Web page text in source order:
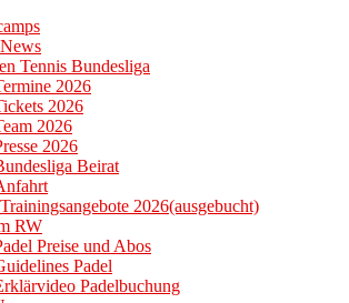
Tennis Bundesliga
2026
2026
2026
2026
Beirat
2026(ausgebucht)
RW
Preise und Abos
Padel
Padelbuchung